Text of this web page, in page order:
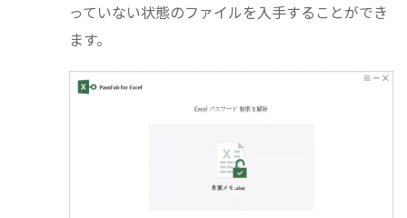
っていない状態のファイルを入手することができ
ます。